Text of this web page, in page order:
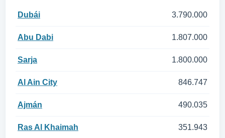
Dubái 3.790.000
Abu Dabi 1.807.000
Sarja 1.800.000
Al Ain City 846.747
Ajmán 490.035
Ras Al Khaimah 351.943